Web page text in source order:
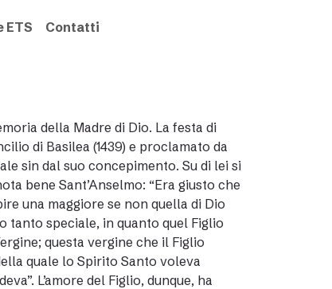
ETS Contatti
della Madre di Dio. La festa di
di Basilea (1439) e proclamato da
sin dal suo concepimento. Su di lei si
bene Sant’Anselmo: “Era giusto che
una maggiore se non quella di Dio
tanto speciale, in quanto quel Figlio
questa vergine che il Figlio
quale lo Spirito Santo voleva
L’amore del Figlio, dunque, ha